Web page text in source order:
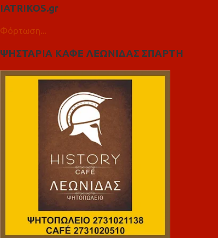
IATRIKOS.gr
Φόρτωση...
ΨΗΣΤΑΡΙΑ ΚΑΦΕ ΛΕΩΝΙΔΑΣ ΣΠΑΡΤΗ